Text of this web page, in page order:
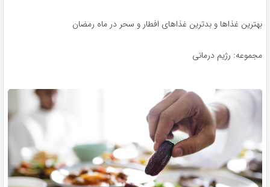
غذاها و بدترین غذاهای افطار و سحر در ماه رمضان
رژیم درمانی